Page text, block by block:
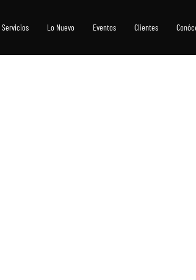
Servicios Lo Nuevo Eventos Clientes